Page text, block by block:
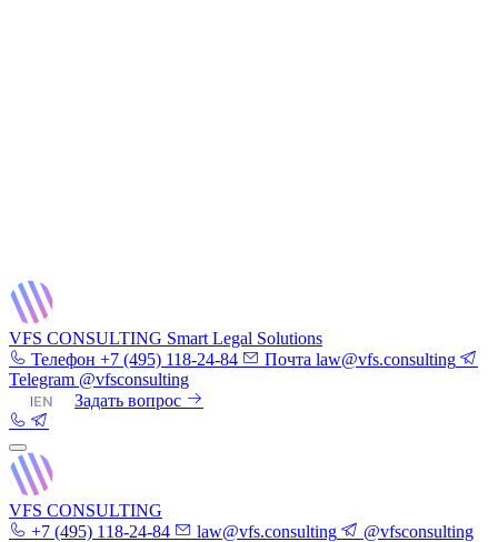
VFS CONSULTING Smart Legal Solutions
Телефон +7 (495) 118-24-84 Почта law@vfs.consulting
Telegram @vfsconsulting
|EN Задать вопрос
VFS CONSULTING
+7 (495) 118-24-84
law@vfs.consulting @vfsconsulting